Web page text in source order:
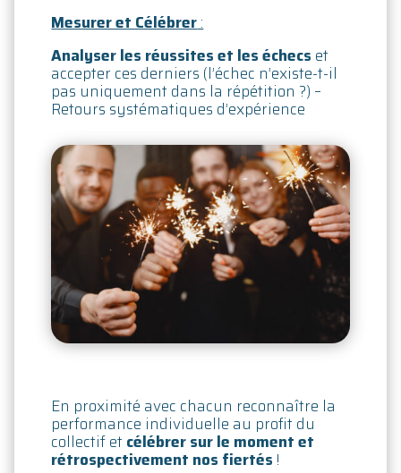
Mesurer et Célébrer:
Analyser les réussites et les échecs et
accepter ces derniers (l’échec n’existe-t-il
pas uniquement dans la répétition ?) –
Retours systématiques d’expérience
En proximité avec chacun reconnaître la
performance individuelle au profit du
collectif et célébrer sur le moment et
rétrospectivement nos fiertés !